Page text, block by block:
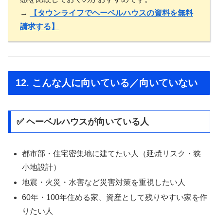
→
【タウンライフでヘーベルハウスの資料を無料
請求する】
12. こんな人に向いている／向いていない
✅ ヘーベルハウスが向いている人
都市部・住宅密集地に建てたい人（延焼リスク・狭
小地設計）
地震・火災・水害など災害対策を重視したい人
60年・100年住める家、資産として残りやすい家を作
りたい人